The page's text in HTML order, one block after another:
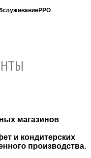
магазинов
и кондитерских
производства.